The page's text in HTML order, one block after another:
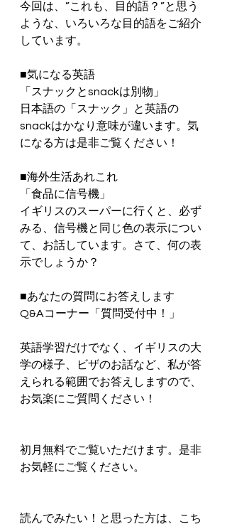
今回は、”これも、目的語？”と思う
ような、いろいろな目的語をご紹介
しています。
■気になる英語
「スナックとsnackは別物」
日本語の「スナック」と英語の
snackはかなり意味が違います。気
になる方は是非ご覧ください！
■海外生活あれこれ
「食品に信号機」
イギリスのスーパーに行くと、必ず
みる、信号機と同じ色の表示につい
て、お話しています。さて、何の表
示でしょうか？
■あなたの質問にお答えします
Q&Aコーナー「質問受付中！」
英語学習だけでなく、イギリスの大
学の様子、ビザのお話など、私が答
えられる範囲でお答えしますので、
お気楽にご質問ください！
初月無料でご覧いただけます。是非
お気軽にご覧ください。
読んでみたい！と思った方は、こち